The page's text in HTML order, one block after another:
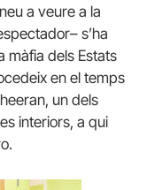
a veure a la
s’ha
màfia dels Estats
en el temps
un dels
interiors, a qui